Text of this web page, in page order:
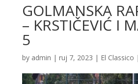
GOLMANSKA
– KRSTIČEVIĆ I
5
by admin | ruj 7, 2023 | El Classico |